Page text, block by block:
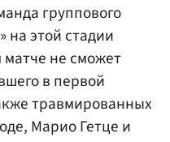
группового
на этой стадии
матче не сможет
в первой
травмированных
Марио Гетце и